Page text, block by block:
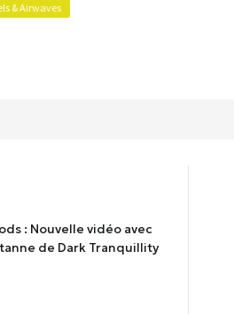
& Airwaves
: Nouvelle vidéo avec
de Dark Tranquillity